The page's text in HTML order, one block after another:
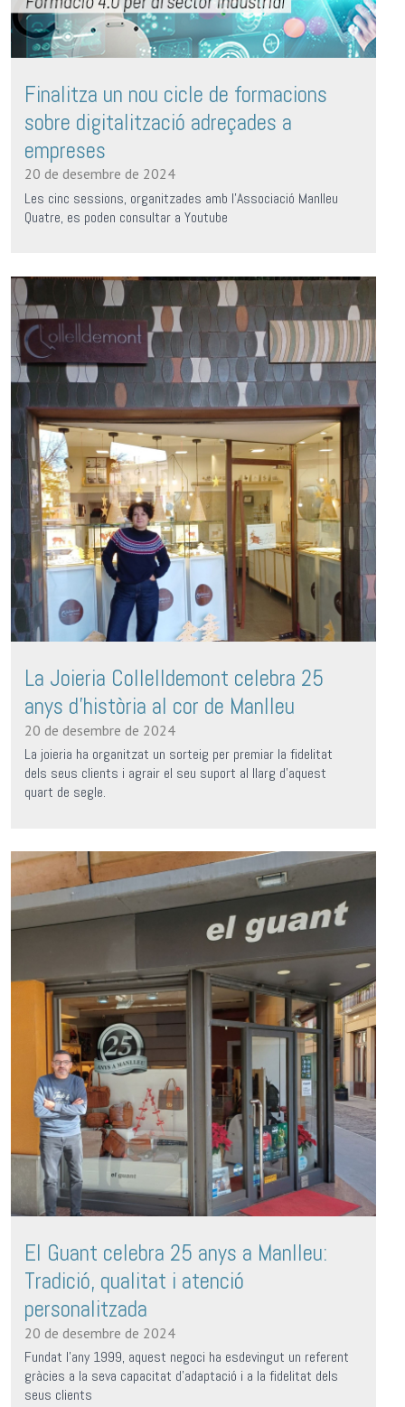
Finalitza un nou cicle de formacions
sobre digitalització adreçades a
empreses
20 de desembre de 2024
Les cinc sessions, organitzades amb l'Associació Manlleu
Quatre, es poden consultar a Youtube
La Joieria Collelldemont celebra 25
anys d’història al cor de Manlleu
20 de desembre de 2024
La joieria ha organitzat un sorteig per premiar la fidelitat
dels seus clients i agrair el seu suport al llarg d'aquest
quart de segle.
El Guant celebra 25 anys a Manlleu:
Tradició, qualitat i atenció
personalitzada
20 de desembre de 2024
Fundat l’any 1999, aquest negoci ha esdevingut un referent
gràcies a la seva capacitat d’adaptació i a la fidelitat dels
seus clients